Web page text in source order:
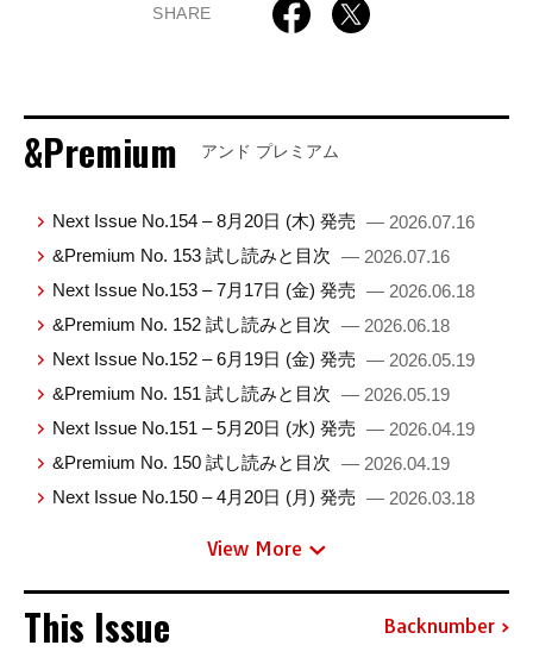
SHARE
&Premium アンド プレミアム
Next Issue No.154 – 8月20日 (木) 発売 — 2026.07.16
&Premium No. 153 試し読みと目次 — 2026.07.16
Next Issue No.153 – 7月17日 (金) 発売 — 2026.06.18
&Premium No. 152 試し読みと目次 — 2026.06.18
Next Issue No.152 – 6月19日 (金) 発売 — 2026.05.19
&Premium No. 151 試し読みと目次 — 2026.05.19
Next Issue No.151 – 5月20日 (水) 発売 — 2026.04.19
&Premium No. 150 試し読みと目次 — 2026.04.19
Next Issue No.150 – 4月20日 (月) 発売 — 2026.03.18
View More
This Issue Backnumber